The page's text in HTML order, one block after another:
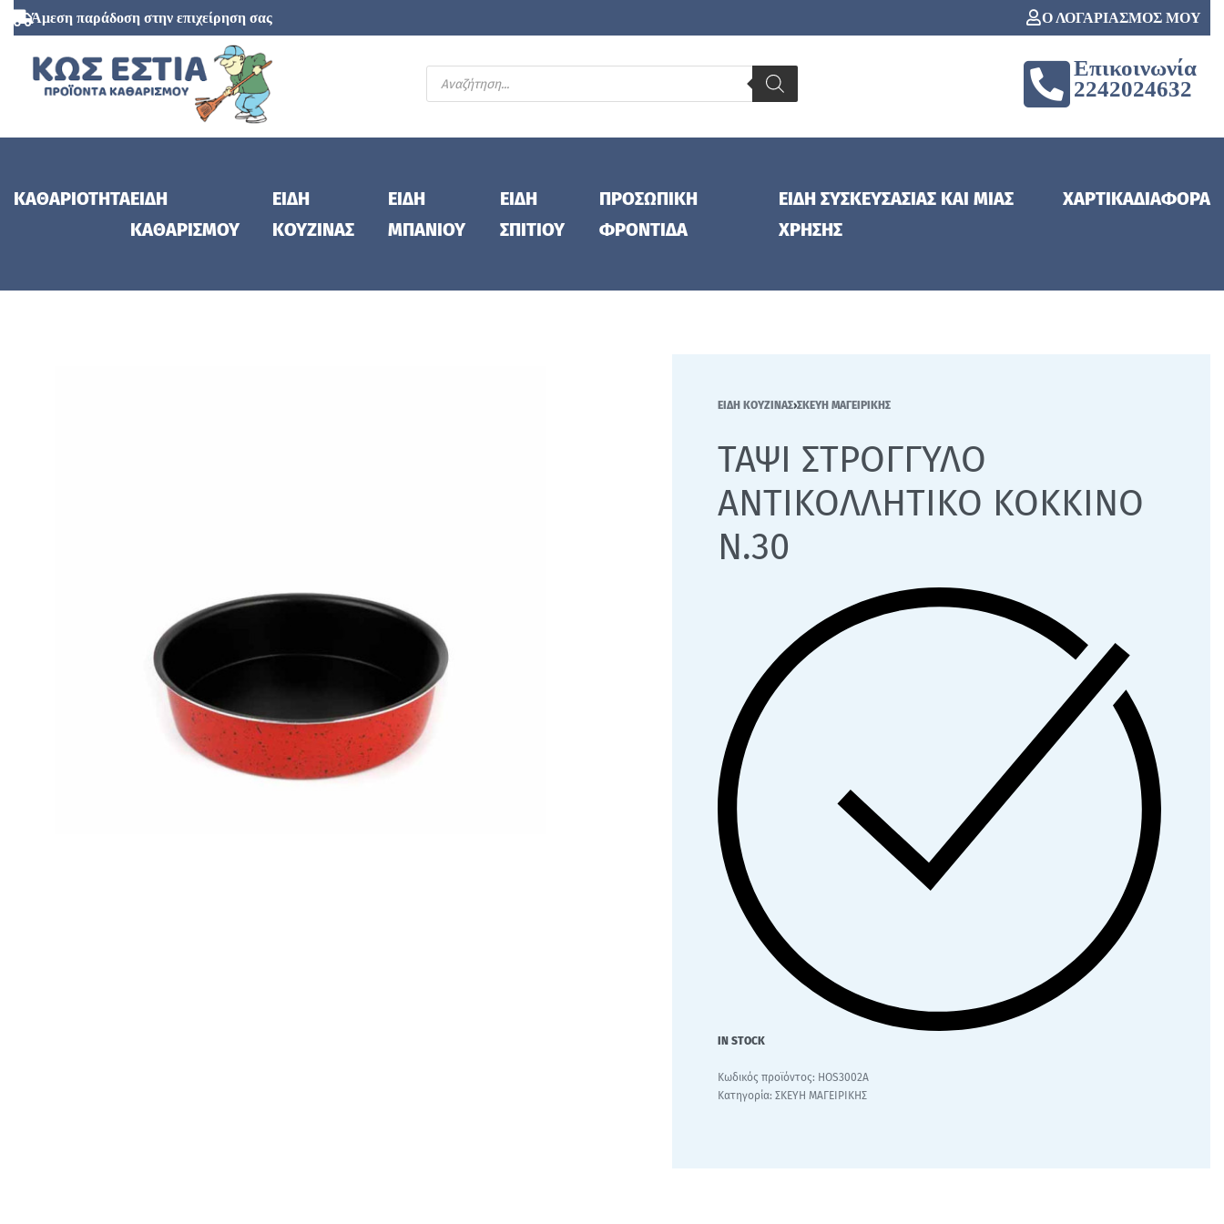
Άμεση παράδοση στην επιχείρηση σας Ο ΛΟΓΑΡΙΑΣΜΟΣ ΜΟΥ
Επικοινωνία
2242024632
ΚΑΘΑΡΙΟΤΗΤΑΕΙΔΗ
ΚΑΘΑΡΙΣΜΟΥ
ΕΙΔΗ
ΚΟΥΖΙΝΑΣ
ΕΙΔΗ
ΜΠΑΝΙΟΥ
ΕΙΔΗ
ΣΠΙΤΙΟΥ
ΠΡΟΣΩΠΙΚΗ
ΦΡΟΝΤΙΔΑ
ΕΙΔΗ ΣΥΣΚΕΥΣΑΣΙΑΣ ΚΑΙ ΜΙΑΣ
ΧΡΗΣΗΣ
ΧΑΡΤΙΚΑΔΙΑΦΟΡΑ
ΕΙΔΗ ΚΟΥΖΙΝΑΣ›ΣΚΕΥΗ ΜΑΓΕΙΡΙΚΗΣ
ΤΑΨΙ ΣΤΡΟΓΓΥΛΟ
ΑΝΤΙΚΟΛΛΗΤΙΚΟ ΚΟΚΚΙΝΟ
Ν.30
IN STOCK
HOS3002A
Κατηγορία: ΣΚΕΥΗ ΜΑΓΕΙΡΙΚΗΣ